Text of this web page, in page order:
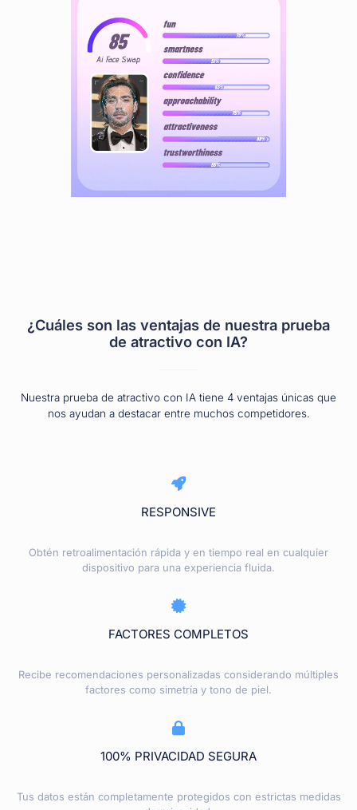
¿Cuáles son las ventajas de nuestra prueba
de atractivo con IA?
Nuestra prueba de atractivo con IA tiene 4 ventajas únicas que
nos ayudan a destacar entre muchos competidores.
RESPONSIVE
Obtén retroalimentación rápida y en tiempo real en cualquier
dispositivo para una experiencia fluida.
FACTORES COMPLETOS
Recibe recomendaciones personalizadas considerando múltiples
factores como simetría y tono de piel.
100% PRIVACIDAD SEGURA
Tus datos están completamente protegidos con estrictas medidas